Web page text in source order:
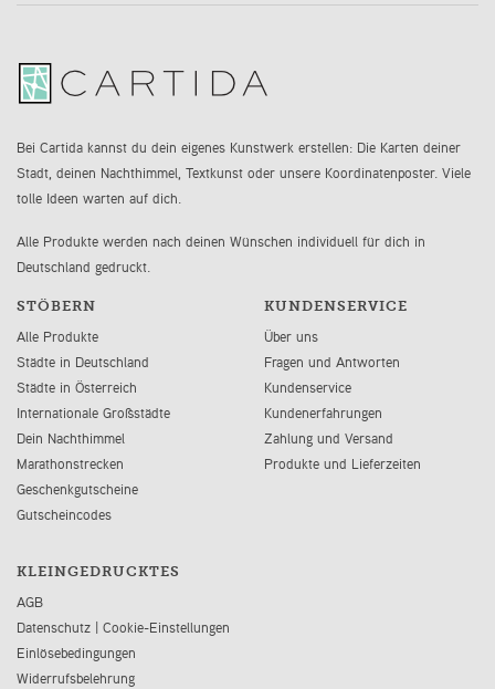
Bei Cartida kannst du dein eigenes Kunstwerk erstellen: Die Karten deiner
Stadt, deinen Nachthimmel, Textkunst oder unsere Koordinatenposter. Viele
tolle Ideen warten auf dich.
Alle Produkte werden nach deinen Wünschen individuell für dich in
Deutschland gedruckt.
STÖBERN
Alle Produkte
Städte in Deutschland
Städte in Österreich
Internationale Großstädte
Dein Nachthimmel
Marathonstrecken
Geschenkgutscheine
Gutscheincodes
KUNDENSERVICE
Über uns
Fragen und Antworten
Kundenservice
Kundenerfahrungen
Zahlung und Versand
Produkte und Lieferzeiten
KLEINGEDRUCKTES
AGB
Datenschutz | Cookie-Einstellungen
Einlösebedingungen
Widerrufsbelehrung